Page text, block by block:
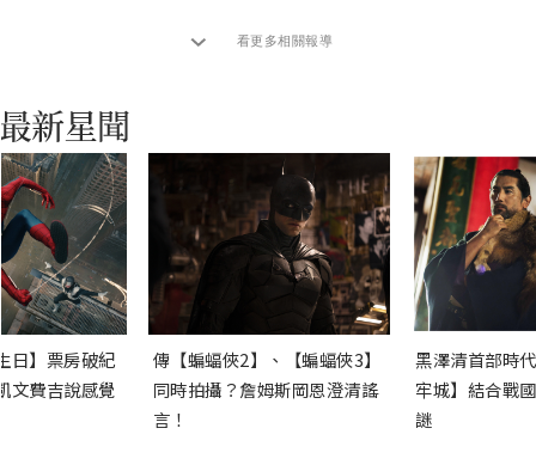
看更多相關報導
日】票房破紀
文費吉說感覺
傳【蝙蝠俠2】、【蝙蝠俠3】
同時拍攝？詹姆斯岡恩澄清謠
言！
黑澤清首部時
牢城】結合戰
謎